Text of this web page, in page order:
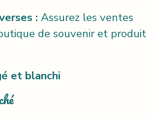
: Assurez les ventes
de souvenir et produit
et blanchi